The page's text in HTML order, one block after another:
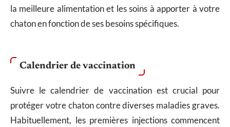
la meilleure alimentation et les soins à apporter à votre
chaton en fonction de ses besoins spécifiques.
Calendrier de vaccination
Suivre le calendrier de vaccination est crucial pour
protéger votre chaton contre diverses maladies graves.
Habituellement, les premières injections commencent